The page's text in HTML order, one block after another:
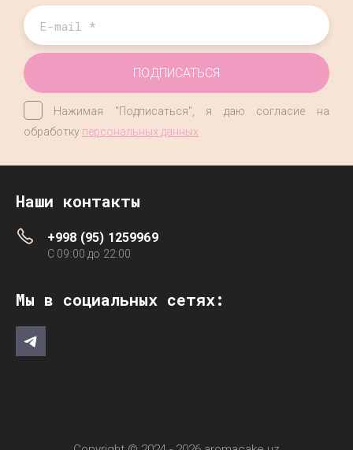
Нажимая "Подписаться", я даю согласие на
обработку персональных данных
ПОДПИСАТЬСЯ
Наши контакты
+998 (95) 1259969
C 09:00 до 22:00
Мы в социальных сетях: